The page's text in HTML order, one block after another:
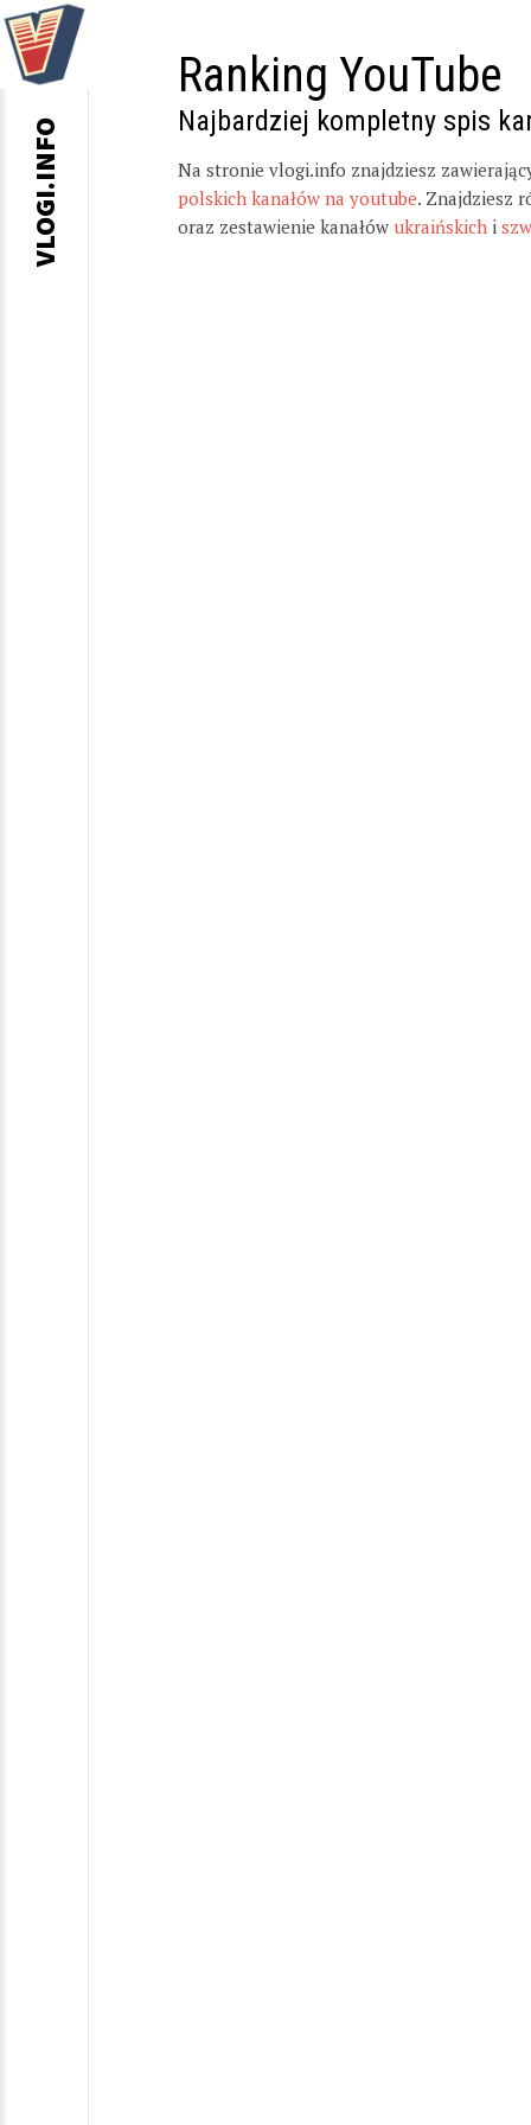
Ranking YouTube
Najbardziej kompletny spis
Na stronie vlogi.info znajdziesz
polskich kanałów na youtube. Znajdziesz
oraz zestawienie kanałów ukraińskich i
VLOGI.INFO